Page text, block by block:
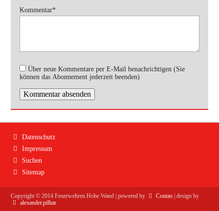
Pflichtfeld
Kommentar*
Über neue Kommentare per E-Mail benachrichtigen (Sie
können das Abonnement jederzeit beenden)
Kommentar absenden
Navigation
Datenschutz
Impressum
Suchen
Sitemap
Copyright ©2014 Feuerwehren Hohe Wand | powered by Contao | design by
alexander.pilhar